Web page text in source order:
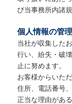
び当事務所内諸
個人情報の管
当社が収集した
行い、紛失・破
止に努めます。
お客様からいた
住所、電話番号
正当な理由があ